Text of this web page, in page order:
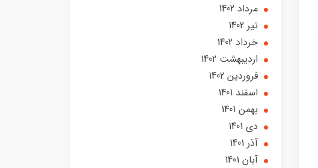
مرداد 1402
تير 1402
خرداد 1402
ارديبهشت 1402
فروردین 1402
اسفند 1401
بهمن 1401
دی 1401
آذر 1401
آبان 1401